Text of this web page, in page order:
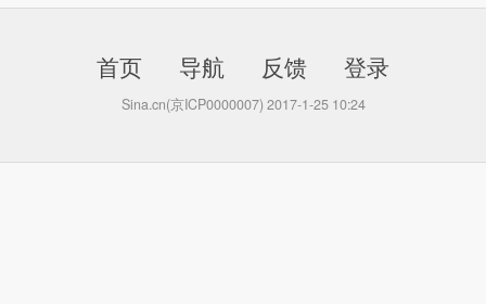
首页 导航 反馈 登录
Sina.cn(京ICP0000007) 2017-1-25 10:24